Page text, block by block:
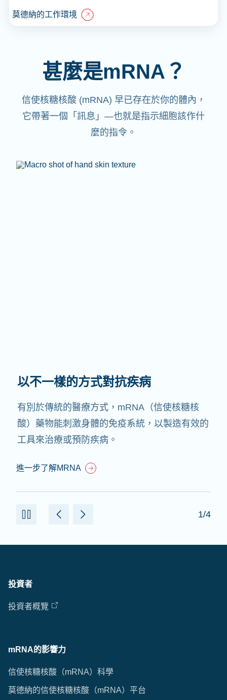
莫德納的工作環境
甚麼是mRNA？
信使核糖核酸 (mRNA) 早已存在於你的體內，
它帶著一個「訊息」—也就是指示細胞該作什
麼的指令。
以不一樣的方式對抗疾病
有別於傳統的醫療方式，mRNA（信使核糖核
酸）藥物能刺激身體的免疫系統，以製造有效的
工具來治療或預防疾病。
進一步了解MRNA
1/4
投資者
投資者概覽
mRNA的影響力
信使核糖核酸（mRNA）科學
莫德納的信使核糖核酸（mRNA）平台